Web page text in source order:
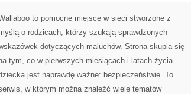
to pomocne miejsce w sieci stworzone z
o rodzicach, którzy szukają sprawdzonych
dotyczących maluchów. Strona skupia się
tym, co w pierwszych miesiącach i latach życia
jest naprawdę ważne: bezpieczeństwie. To
w którym można znaleźć wiele tematów